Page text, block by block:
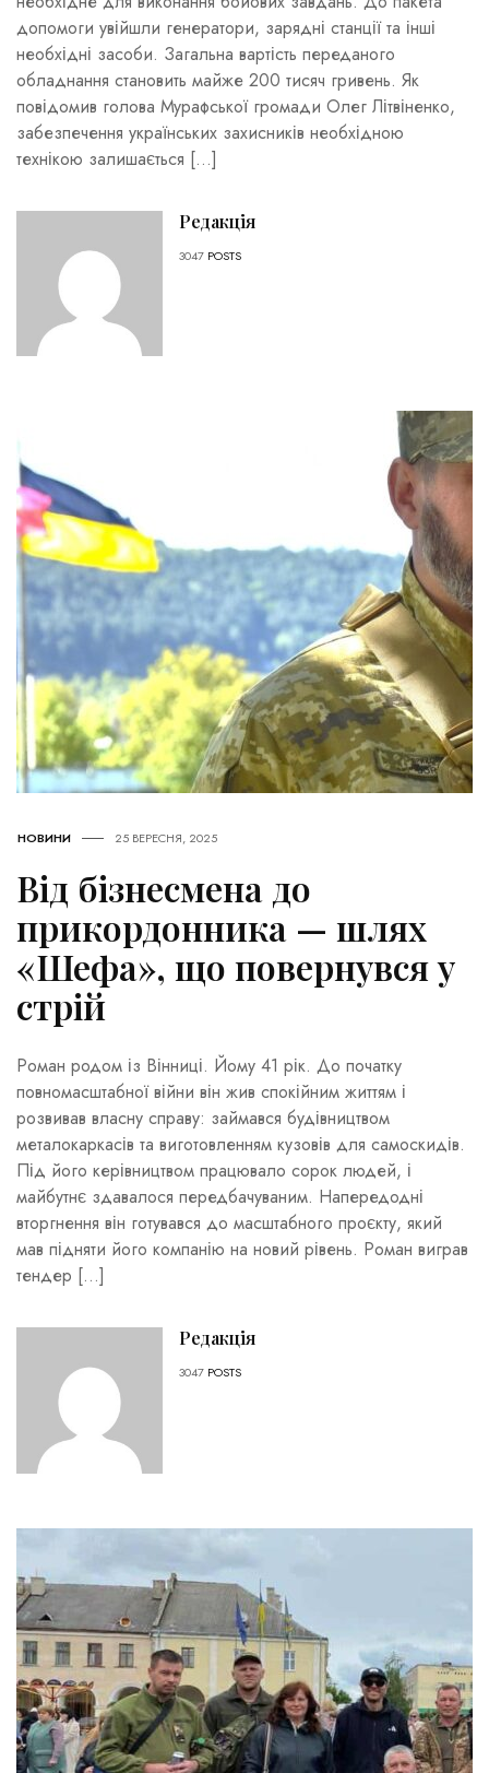
допомоги увійшли генератори, зарядні станції та інші
необхідні засоби. Загальна вартість переданого
обладнання становить майже 200 тисяч гривень. Як
повідомив голова Мурафської громади Олег Літвіненко,
забезпечення українських захисників необхідною
технікою залишається […]
Редакція
3047 POSTS
НОВИНИ 25 ВЕРЕСНЯ, 2025
Від бізнесмена до
прикордонника — шлях
«Шефа», що повернувся у
стрій
Роман родом із Вінниці. Йому 41 рік. До початку
повномасштабної війни він жив спокійним життям і
розвивав власну справу: займався будівництвом
металокаркасів та виготовленням кузовів для самоскидів.
Під його керівництвом працювало сорок людей, і
майбутнє здавалося передбачуваним. Напередодні
вторгнення він готувався до масштабного проєкту, який
мав підняти його компанію на новий рівень. Роман виграв
тендер […]
Редакція
3047 POSTS